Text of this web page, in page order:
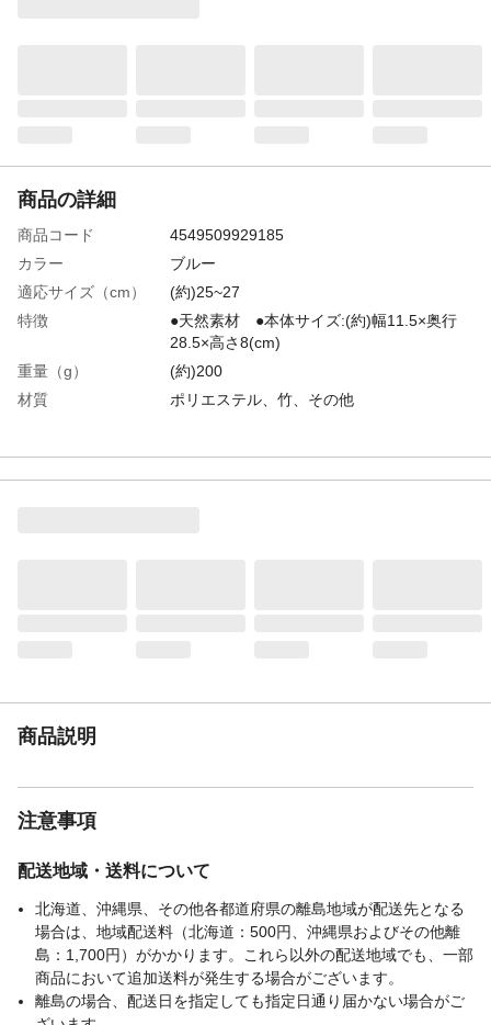
商品の詳細
商品コード
4549509929185
カラー
ブルー
適応サイズ（cm）
(約)25~27
特徴
●天然素材 ●本体サイズ:(約)幅11.5×奥行
28.5×高さ8(cm)
重量（g）
(約)200
材質
ポリエステル、竹、その他
商品説明
注意事項
配送地域・送料について
北海道、沖縄県、その他各都道府県の離島地域が配送先となる
場合は、地域配送料（北海道：500円、沖縄県およびその他離
島：1,700円）がかかります。これら以外の配送地域でも、一部
商品において追加送料が発生する場合がございます。
離島の場合、配送日を指定しても指定日通り届かない場合がご